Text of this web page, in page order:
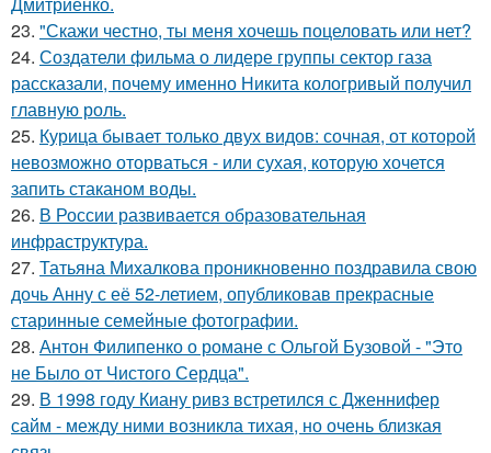
23. "Скажи честно, ты меня хочешь поцеловать или нет?
24. Создатели фильма о лидере группы сектор газа
рассказали, почему именно Никита кологривый получил
главную роль.
25. Курица бывает только двух видов: сочная, от которой
невозможно оторваться - или сухая, которую хочется
запить стаканом воды.
26. В России развивается образовательная
инфраструктура.
27. Татьяна Михалкова проникновенно поздравила свою
дочь Анну с её 52-летием, опубликовав прекрасные
старинные семейные фотографии.
28. Антон Филипенко о романе с Ольгой Бузовой - "Это
не Было от Чистого Сердца".
29. В 1998 году Киану ривз встретился с Дженнифер
сайм - между ними возникла тихая, но очень близкая